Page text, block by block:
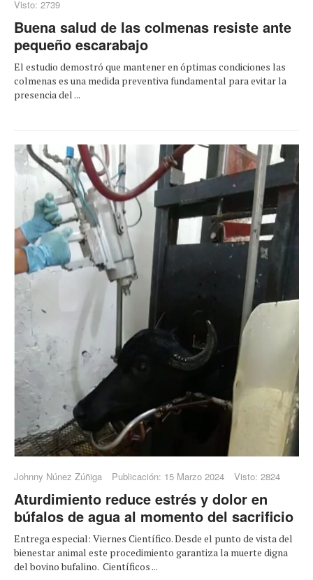
Visto: 2739
Buena salud de las colmenas resiste ante
pequeño escarabajo
El estudio demostró que mantener en óptimas condiciones las
colmenas es una medida preventiva fundamental para evitar la
presencia del ...
Johnny Núnez Zúñiga Publicación: 15 Marzo 2024 Visto: 2824
Aturdimiento reduce estrés y dolor en
búfalos de agua al momento del sacrificio
Entrega especial: Viernes Científico. Desde el punto de vista del
bienestar animal este procedimiento garantiza la muerte digna
del bovino bufalino. Científicos ...